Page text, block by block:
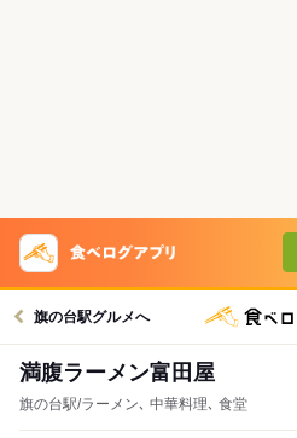
旗の台駅グルメへ
満腹ラーメン富田屋
旗の台駅/ラーメン､ 中華料理､ 食堂